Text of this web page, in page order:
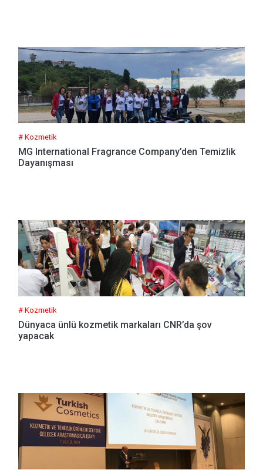
# Kozmetik
MG International Fragrance Company’den Temizlik
Dayanışması
# Kozmetik
Dünyaca ünlü kozmetik markaları CNR’da şov
yapacak